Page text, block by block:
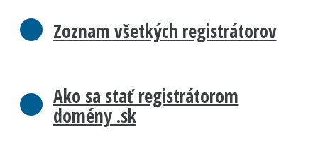
Zoznam všetkých registrátorov
Ako sa stať registrátorom
domény .sk